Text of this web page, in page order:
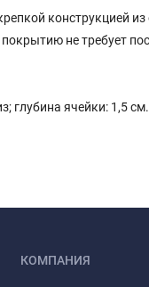
конструкцией
не требует
глубина ячейки: 1,5 см.
КОМПАНИЯ